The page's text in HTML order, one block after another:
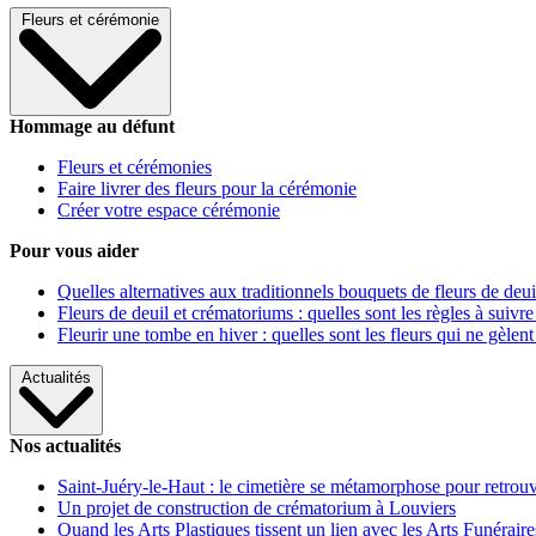
Fleurs et cérémonie
Hommage au défunt
Fleurs et cérémonies
Faire livrer des fleurs pour la cérémonie
Créer votre espace cérémonie
Pour vous aider
Quelles alternatives aux traditionnels bouquets de fleurs de
Fleurs de deuil et crématoriums : quelles sont les règles à
Fleurir une tombe en hiver : quelles sont les fleurs qui ne gèlent
Actualités
Nos actualités
Saint-Juéry-le-Haut : le cimetière se métamorphose pour
Un projet de construction de crématorium à Louviers
Quand les Arts Plastiques tissent un lien avec les Arts